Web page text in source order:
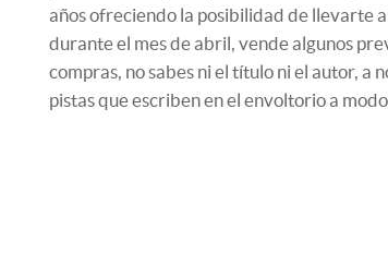
años ofreciendo la posibilidad de llevarte
durante el mes de abril, vende algunos
compras, no sabes ni el título ni el autor, a
pistas que escriben en el envoltorio a